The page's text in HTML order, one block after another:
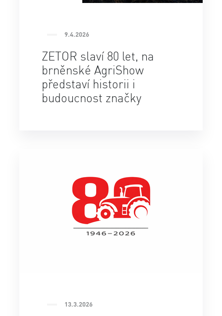
9.4.2026
ZETOR slaví 80 let, na
brněnské AgriShow
představí historii i
budoucnost značky
13.3.2026